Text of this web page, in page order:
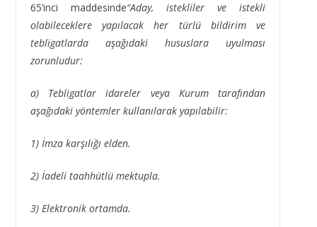
65’inci maddesinde“Aday, istekliler ve istekli
olabileceklere yapılacak her türlü bildirim ve
tebligatlarda aşağıdaki hususlara uyulması
zorunludur:
a) Tebligatlar idareler veya Kurum tarafından
aşağıdaki yöntemler kullanılarak yapılabilir:
1) İmza karşılığı elden.
2) İadeli taahhütlü mektupla.
3) Elektronik ortamda.